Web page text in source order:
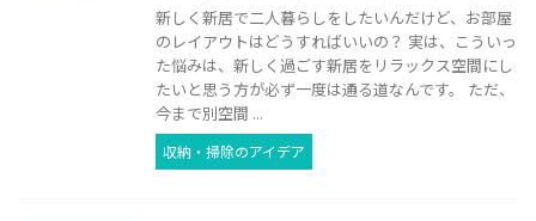
新しく新居で二人暮らしをしたいんだけど、お部屋
のレイアウトはどうすればいいの？ 実は、こういっ
た悩みは、新しく過ごす新居をリラックス空間にし
たいと思う方が必ず一度は通る道なんです。 ただ、
今まで別空間 ...
収納・掃除のアイデア